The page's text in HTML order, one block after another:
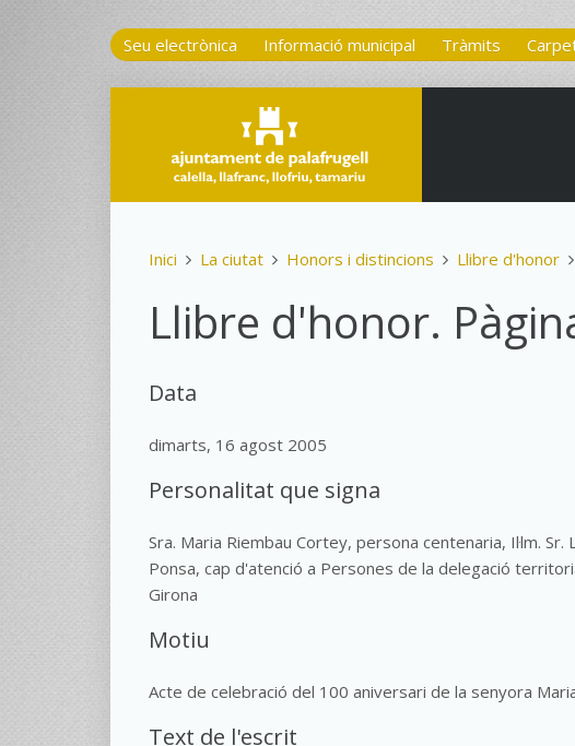
Seu electrònica Informació municipal Tràmits
Inici La ciutat Honors i distincions Llibre d'honor
Llibre d'honor.
Data
dimarts, 16 agost 2005
Personalitat que signa
Sra. Maria Riembau Cortey, persona centenaria, Il·lm.
Ponsa, cap d'atenció a Persones de la delegació
Girona
Motiu
Acte de celebració del 100 aniversari de la senyora
Text de l'escrit